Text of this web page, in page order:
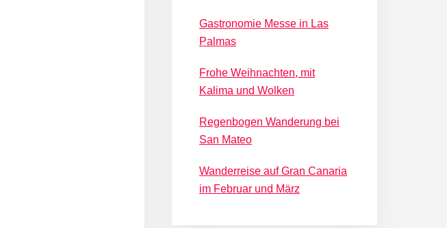
Gastronomie Messe in Las
Palmas
Frohe Weihnachten, mit
Kalima und Wolken
Regenbogen Wanderung bei
San Mateo
Wanderreise auf Gran Canaria
im Februar und März